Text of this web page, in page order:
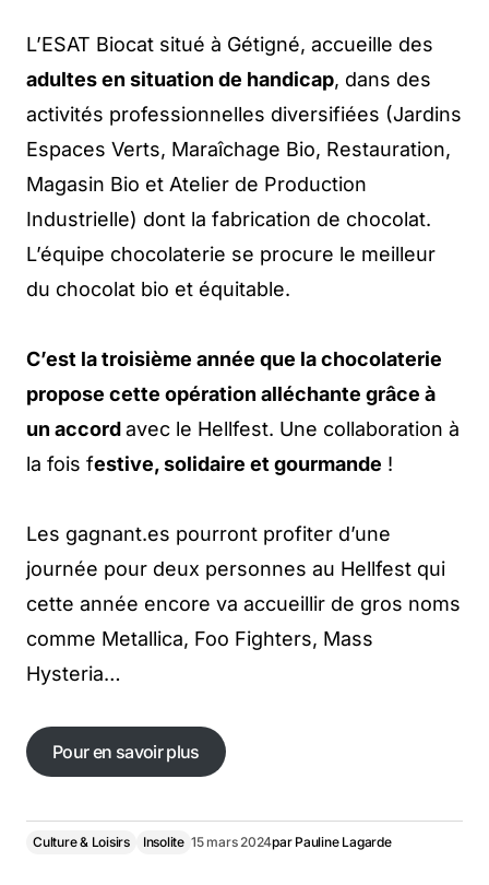
L’ESAT Biocat situé à Gétigné, accueille des
adultes en situation de handicap, dans des
activités professionnelles diversifiées (Jardins
Espaces Verts, Maraîchage Bio, Restauration,
Magasin Bio et Atelier de Production
Industrielle) dont la fabrication de chocolat.
L’équipe chocolaterie se procure le meilleur
du chocolat bio et équitable.
C’est la troisième année que la chocolaterie
propose cette opération alléchante grâce à
un accordavec le Hellfest. Une collaboration à
la fois festive, solidaire et gourmande !
Les gagnant.es pourront profiter d’une
journée pour deux personnes au Hellfest qui
cette année encore va accueillir de gros noms
comme Metallica, Foo Fighters, Mass
Hysteria…
Pour en savoir plus
Pour en savoir plus
Culture & Loisirs Insolite 15 mars 2024par Pauline Lagarde